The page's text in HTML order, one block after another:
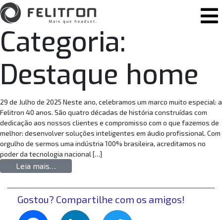
Pular para o conteúdo
Navegação principal
Categoria:
Destaque home
29 de Julho de 2025 Neste ano, celebramos um marco muito especial: a
Felitron 40 anos. São quatro décadas de história construídas com
dedicação aos nossos clientes e compromisso com o que fazemos de
melhor: desenvolver soluções inteligentes em áudio profissional. Com
orgulho de sermos uma indústria 100% brasileira, acreditamos no
poder da tecnologia nacional […]
Leia mais…
Gostou? Compartilhe com os amigos!